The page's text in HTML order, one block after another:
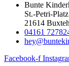
Bunte
St.-Petri-
21614
04161
Facebook-f